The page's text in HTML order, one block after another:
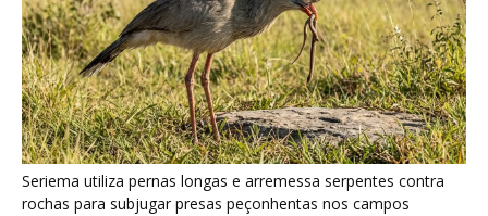
Seriema utiliza pernas longas e arremessa serpentes contra
rochas para subjugar presas peçonhentas nos campos